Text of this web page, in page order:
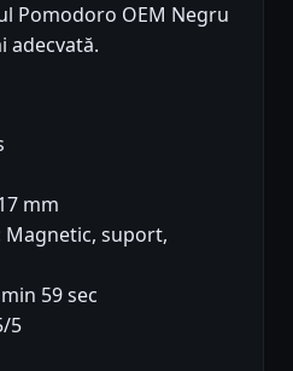
Pomodoro OEM Negru
adecvată.
mm
Magnetic, suport,
59 sec
5